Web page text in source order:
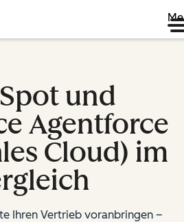
und
Agentforce
Cloud) im
Ihren Vertrieb voranbringen –